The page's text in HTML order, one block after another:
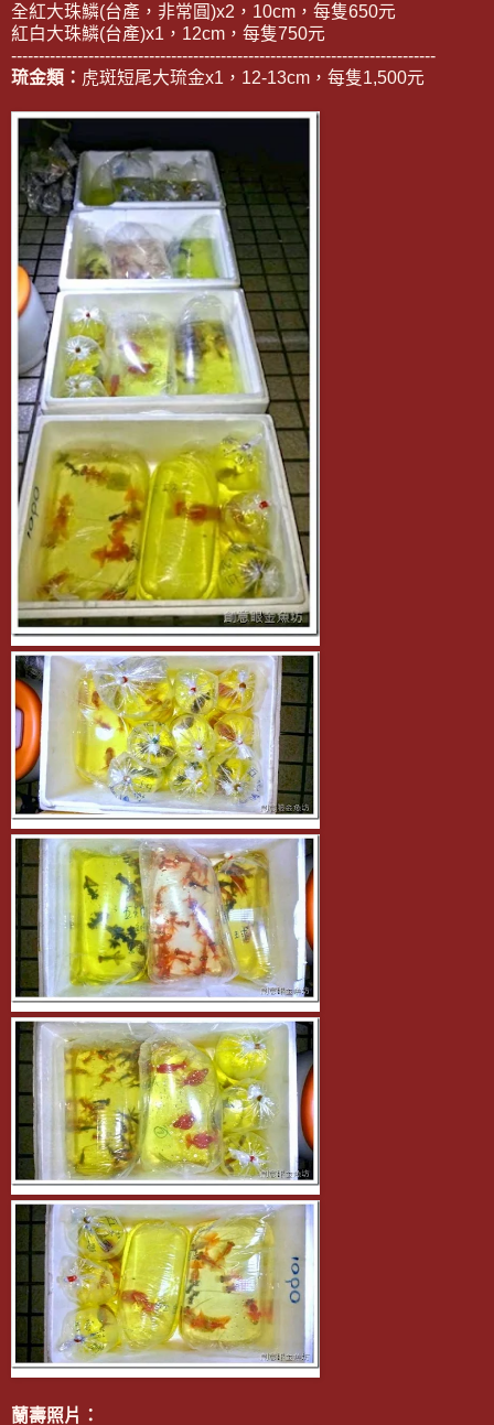
全紅大珠鱗(台產，非常圓)x2，10cm，每隻650元
紅白大珠鱗(台產)x1，12cm，每隻750元
-----------------------------------------------------------------------------
琉金類： 虎斑短尾大琉金x1，12-13cm，每隻1,500元
蘭壽照片：